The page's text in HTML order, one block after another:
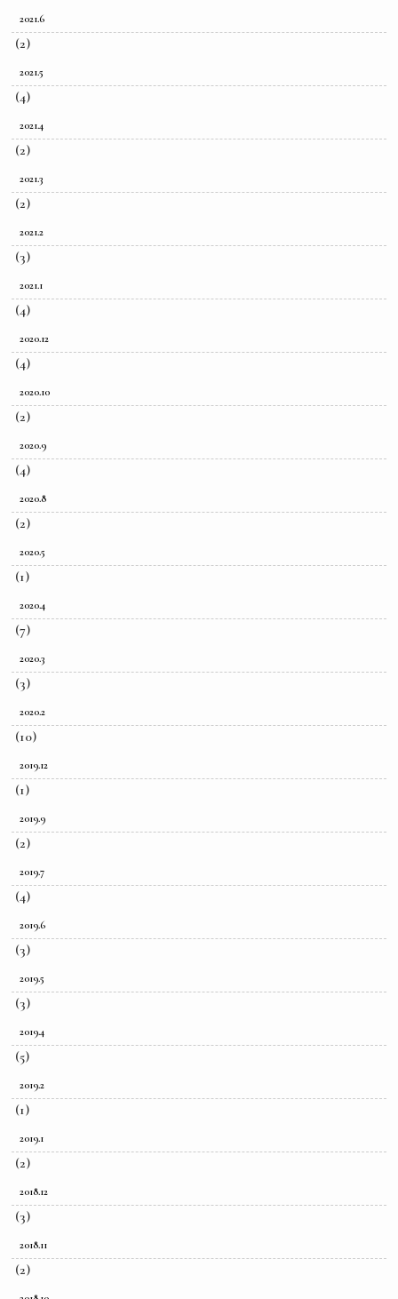
2021.6
(2)
2021.5
(4)
2021.4
(2)
2021.3
(2)
2021.2
(3)
2021.1
(4)
2020.12
(4)
2020.10
(2)
2020.9
(4)
2020.8
(2)
2020.5
(1)
2020.4
(7)
2020.3
(3)
2020.2
(10)
2019.12
(1)
2019.9
(2)
2019.7
(4)
2019.6
(3)
2019.5
(3)
2019.4
(5)
2019.2
(1)
2019.1
(2)
2018.12
(3)
2018.11
(2)